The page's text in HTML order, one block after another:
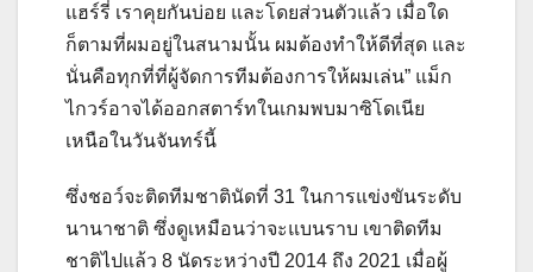
แฮร์รี่ เราคุยกันบ่อย และโดยส่วนตัวแล้ว เมื่อใด
ก็ตามที่ผมอยู่ในสนามนั้น ผมต้องทำให้ดีที่สุด และ
นั่นคือทุกที่ที่ผู้จัดการทีมต้องการให้ผมเล่น” แม็ก
ไกวร์อาจได้ออกสตาร์ทในเกมพบมาซิโดเนีย
เหนือในวันจันทร์นี้
ซึ่งชอว์จะติดทีมชาตินัดที่ 31 ในการแข่งขันระดับ
นานาชาติ ซึ่งดูเหมือนว่าจะแบนราบ เขาติดทีม
ชาติไปแล้ว 8 นัดระหว่างปี 2014 ถึง 2021 เมื่อผู้